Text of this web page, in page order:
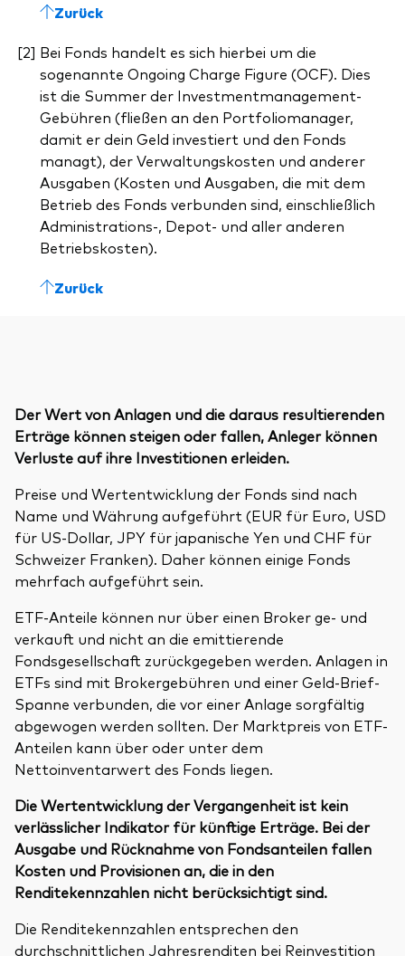
Zurück
Bei Fonds handelt es sich hierbei um die
sogenannte Ongoing Charge Figure (OCF). Dies
ist die Summer der Investmentmanagement-
Gebühren (fließen an den Portfoliomanager,
damit er dein Geld investiert und den Fonds
managt), der Verwaltungskosten und anderer
Ausgaben (Kosten und Ausgaben, die mit dem
Betrieb des Fonds verbunden sind, einschließlich
Administrations-, Depot- und aller anderen
Betriebskosten).
Zurück
Der Wert von Anlagen und die daraus resultierenden
Erträge können steigen oder fallen, Anleger können
Verluste auf ihre Investitionen erleiden.
Preise und Wertentwicklung der Fonds sind nach
Name und Währung aufgeführt (EUR für Euro, USD
für US-Dollar, JPY für japanische Yen und CHF für
Schweizer Franken). Daher können einige Fonds
mehrfach aufgeführt sein.
ETF-Anteile können nur über einen Broker ge- und
verkauft und nicht an die emittierende
Fondsgesellschaft zurückgegeben werden. Anlagen in
ETFs sind mit Brokergebühren und einer Geld-Brief-
Spanne verbunden, die vor einer Anlage sorgfältig
abgewogen werden sollten. Der Marktpreis von ETF-
Anteilen kann über oder unter dem
Nettoinventarwert des Fonds liegen.
Die Wertentwicklung der Vergangenheit ist kein
verlässlicher Indikator für künftige Erträge. Bei der
Ausgabe und Rücknahme von Fondsanteilen fallen
Kosten und Provisionen an, die in den
Renditekennzahlen nicht berücksichtigt sind.
Die Renditekennzahlen entsprechen den
durchschnittlichen Jahresrenditen bei Reinvestition